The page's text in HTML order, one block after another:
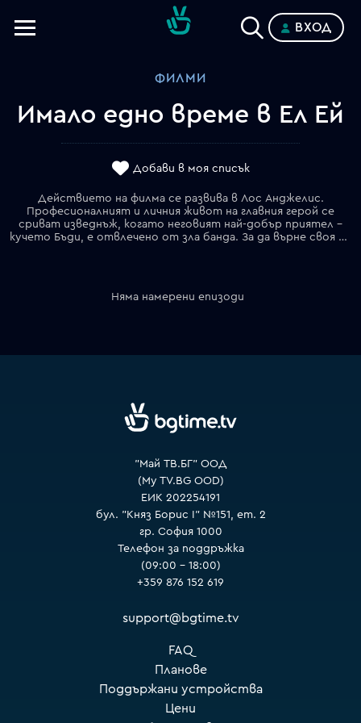
ВХОД
ФИЛМИ
Имало едно време в Ел Ей
Добави в моя списък
Действието на филма се развива в Лос Анджелис.
Професионалният и личния живот на главния герой се
сриват изведнъж, когато неговият най-добър приятел –
кучето Бъди, е отвлечено от зла банда. За да върне своя питомец, частният детектив започва да проучва врага. Но докато той прави това, по неговите дири идват неприятели, сред които и две лоши момчета от Самоа, импровизирани лихвари, на които нашият човек дължи пари.
Няма намерени епизоди
"Май ТВ.БГ" ООД
(My TV.BG OOD)
ЕИК 202254191
бул. "Княз Борис I" №151, ет. 2
гр. София 1000
Телефон за поддръжка
(09:00 – 18:00)
+359 876 152 619
support@bgtime.tv
FAQ
Планове
Поддържани устройства
Цени